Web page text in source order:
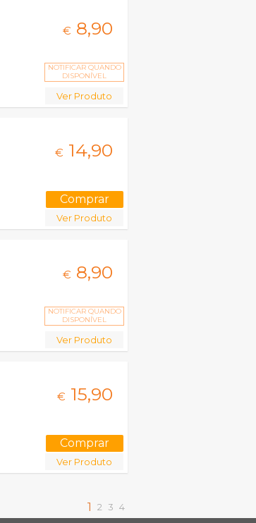
€ 8,90
NOTIFICAR QUANDO
DISPONÍVEL
Ver Produto
€ 14,90
Ver Produto
€ 8,90
NOTIFICAR QUANDO
DISPONÍVEL
Ver Produto
€ 15,90
Ver Produto
1 2 3 4